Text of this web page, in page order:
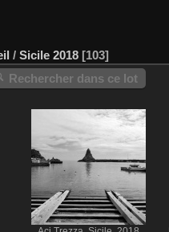
/ Sicile 2018 103
Rechercher dans ce lot